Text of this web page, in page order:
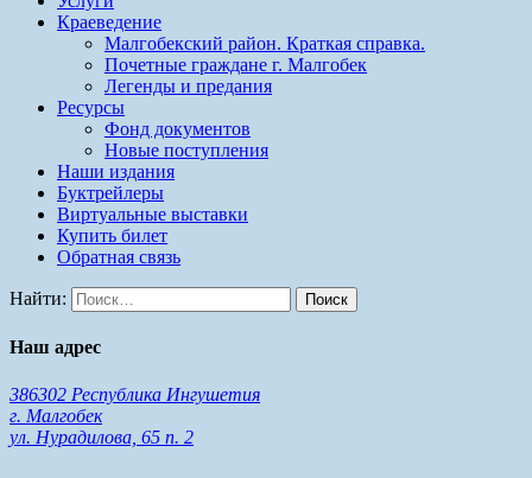
Краеведение
Малгобекский район. Краткая справка.
Почетные граждане г. Малгобек
Легенды и предания
Ресурсы
Фонд документов
Новые поступления
Наши издания
Буктрейлеры
Виртуальные выставки
Купить билет
Обратная связь
Найти:
Наш адрес
386302 Республика Ингушетия
г. Малгобек
ул. Нурадилова, 65 п. 2